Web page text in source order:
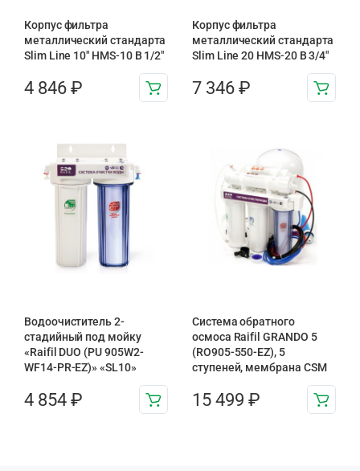
Корпус фильтра
металлический стандарта
Slim Line 10″ HMS-10 B 1/2″
4 846 ₽
Корпус фильтра
металлический стандарта
Slim Line 20 HMS-20 B 3/4″
7 346 ₽
Водоочиститель 2-
стадийный под мойку
«Raifil DUO (PU 905W2-
WF14-PR-EZ)» «SL10»
4 854 ₽
Система обратного
осмоса Raifil GRANDO 5
(RO905-550-EZ), 5
ступеней, мембрана CSM
15 499 ₽